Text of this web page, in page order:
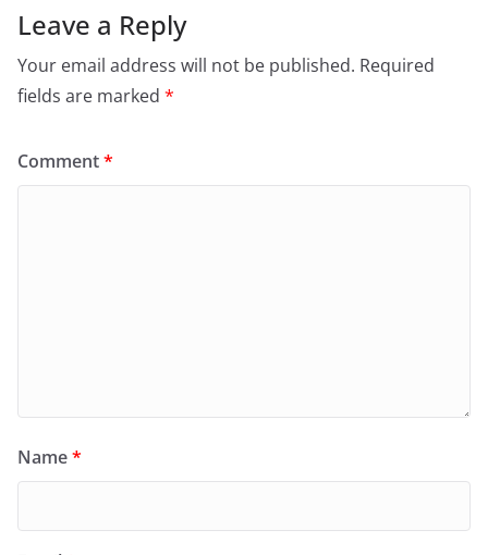
Leave a Reply
Your email address will not be published. Required
fields are marked *
Comment*
Name*